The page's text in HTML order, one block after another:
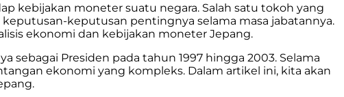
kebijakan moneter suatu negara. Salah satu tokoh yang
keputusan-keputusan pentingnya selama masa jabatannya.
ekonomi dan kebijakan moneter Jepang.
sebagai Presiden pada tahun 1997 hingga 2003. Selama
ekonomi yang kompleks. Dalam artikel ini, kita akan